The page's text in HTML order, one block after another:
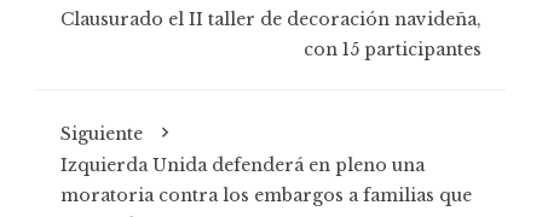
Clausurado el II taller de decoración navideña,
con 15 participantes
Siguiente
Izquierda Unida defenderá en pleno una
moratoria contra los embargos a familias que